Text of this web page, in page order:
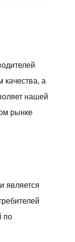
качества, а
нашей
рынке
является
по